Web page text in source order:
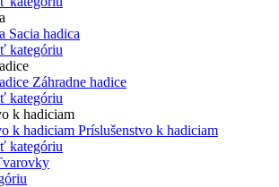
Sacia hadica
kategóriu
Záhradne hadice
kategóriu
Príslušenstvo k hadiciam
kategóriu